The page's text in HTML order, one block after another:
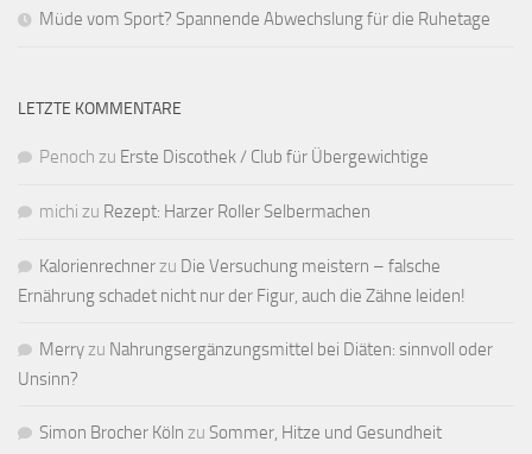
Müde vom Sport? Spannende Abwechslung für die Ruhetage
LETZTE KOMMENTARE
Penoch zu Erste Discothek / Club für Übergewichtige
michi zu Rezept: Harzer Roller Selbermachen
Kalorienrechnerzu Die Versuchung meistern – falsche
Ernährung schadet nicht nur der Figur, auch die Zähne leiden!
Merryzu Nahrungsergänzungsmittel bei Diäten: sinnvoll oder
Unsinn?
Simon Brocher Köln zu Sommer, Hitze und Gesundheit